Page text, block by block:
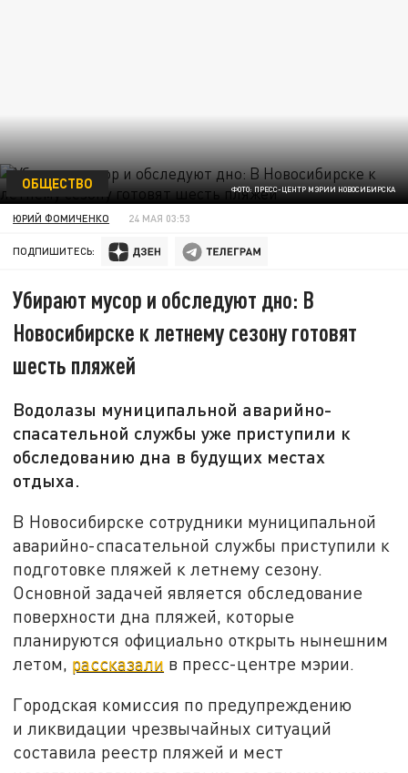
ФОТО: ПРЕСС-ЦЕНТР МЭРИИ НОВОСИБИРСКА
ОБЩЕСТВО
ЮРИЙ ФОМИЧЕНКО 24 МАЯ 03:53
ПОДПИШИТЕСЬ:
Убирают мусор и обследуют дно: В
Новосибирске к летнему сезону готовят
шесть пляжей
Водолазы муниципальной аварийно-
спасательной службы уже приступили к
обследованию дна в будущих местах
отдыха.
В Новосибирске сотрудники муниципальной
аварийно-спасательной службы приступили к
подготовке пляжей к летнему сезону.
Основной задачей является обследование
поверхности дна пляжей, которые
планируются официально открыть нынешним
летом, рассказали в пресс-центре мэрии.
Городская комиссия по предупреждению
и ликвидации чрезвычайных ситуаций
составила реестр пляжей и мест